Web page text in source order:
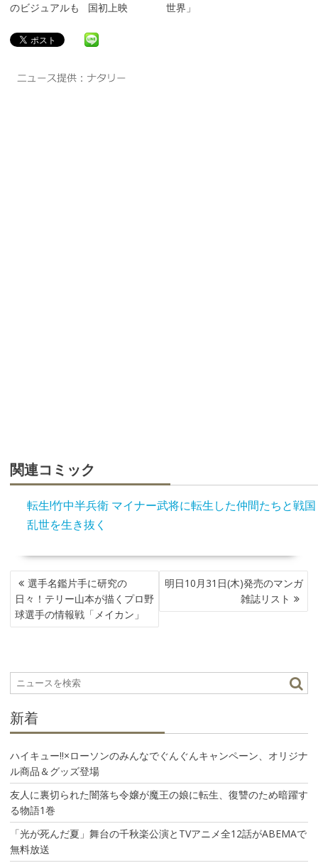
のビジュアルも
国初上映
世界」
関連コミック
転生!竹中半兵衛 マイナー武将に転生した仲間たちと戦国
乱世を生き抜く
投
稿
ナ
ビ
シ
ョ
選手名鑑片手に研究の
日々！テリー山本が描くプロ野
球選手の情報戦「メイカン」
明日10月31日(木)発売のマンガ
雑誌リスト
新着
ハイキュー!!×ローソンのみんなでぐんぐんキャンペーン、オリジナ
ル商品＆グッズ登場
友人に裏切られた闇落ち令嬢が魔王の娘に転生、復讐のため暗躍す
る物語1巻
「光が死んだ夏」舞台の千秋楽公演とTVアニメ全12話がABEMAで
無料放送